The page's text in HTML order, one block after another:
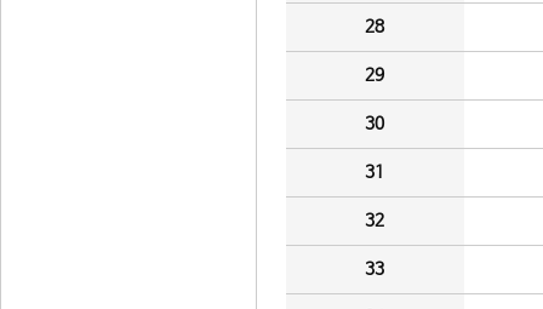
28
29
30
31
32
33